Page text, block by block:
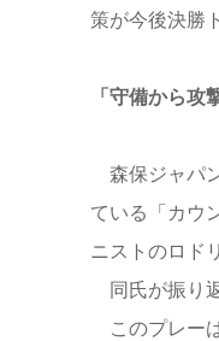
策が今後決勝
「守備から攻
森保ジャパ
ている「カウ
ニストのロド
同氏が振り
このプレー